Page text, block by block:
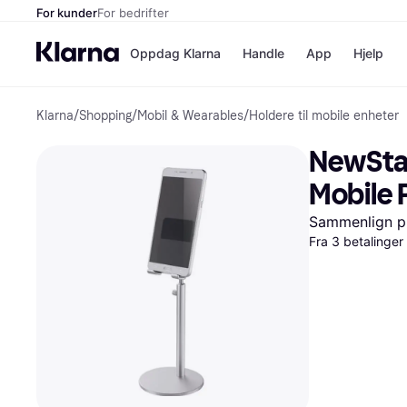
For kunderFor bedrifter
Oppdag Klarna
Betal nå
Betal i 3
Betal innen
Finansiering
Vipps
Handle
Butikker
App Hjelp
Klarna/Shopping/Mobil & Wearables/Holdere til mobile enheter
Mobile
Sammenlign
Fra 3 betalinger